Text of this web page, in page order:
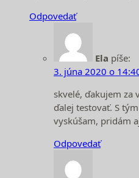
Odpovedať
Ela píše:
3. júna 2020 o
skvelé, ďakujem za
ďalej testovať. S
vyskúšam, pridám
Odpovedať